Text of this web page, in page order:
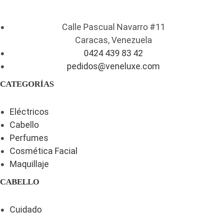
Calle Pascual Navarro #11
Caracas, Venezuela
0424 439 83 42
pedidos@veneluxe.com
CATEGORÍAS
Eléctricos
Cabello
Perfumes
Cosmética Facial
Maquillaje
CABELLO
Cuidado